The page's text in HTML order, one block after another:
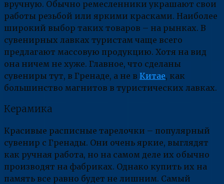
вручную. Обычно ремесленники украшают свои
работы резьбой или яркими красками. Наиболее
широкий выбор таких товаров – на рынках. В
сувенирных лавках туристам чаще всего
предлагают массовую продукцию. Хотя на вид
она ничем не хуже. Главное, что сделаны
сувениры тут, в Гренаде, а не в Китае, как
большинство магнитов в туристических лавках.
Керамика
Красивые расписные тарелочки – популярный
сувенир с Гренады. Они очень яркие, выглядят
как ручная работа, но на самом деле их обычно
производят на фабриках. Однако купить их на
память все равно будет не лишним. Самый